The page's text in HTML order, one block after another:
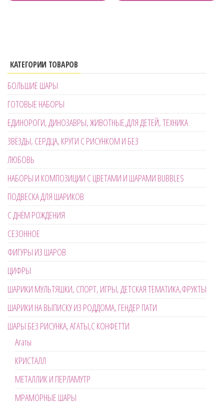
КАТЕГОРИИ ТОВАРОВ
БОЛЬШИЕ ШАРЫ
ГОТОВЫЕ НАБОРЫ
ЕДИНОРОГИ, ДИНОЗАВРЫ, ЖИВОТНЫЕ,ДЛЯ ДЕТЕЙ, ТЕХНИКА
ЗВЁЗДЫ, СЕРДЦА, КРУГИ С РИСУНКОМ И БЕЗ
ЛЮБОВЬ
НАБОРЫ И КОМПОЗИЦИИ С ЦВЕТАМИ И ШАРАМИ BUBBLES
ПОДВЕСКА ДЛЯ ШАРИКОВ
С ДНЁМ РОЖДЕНИЯ
СЕЗОННОЕ
ФИГУРЫ ИЗ ШАРОВ
ЦИФРЫ
ШАРИКИ МУЛЬТЯШКИ, СПОРТ, ИГРЫ, ДЕТСКАЯ ТЕМАТИКА,ФРУКТЫ
ШАРИКИ НА ВЫПИСКУ ИЗ РОДДОМА, ГЕНДЕР ПАТИ
ШАРЫ БЕЗ РИСУНКА, АГАТЫ,С КОНФЕТТИ
Агаты
КРИСТАЛЛ
МЕТАЛЛИК И ПЕРЛАМУТР
МРАМОРНЫЕ ШАРЫ